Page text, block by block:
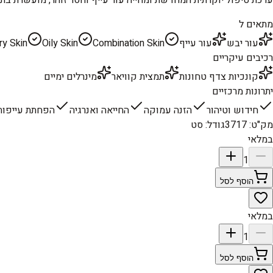
מתאים ל
עור יבש
עור עייף Skin Oily Skin
Combination Skin
רכיבים עיקריים
קונכיות צדף טחונות
תמצית קוויאר
מינרלים ימיים
יתרונות מרכזיים
חידוש וטיהור
הזנה עמוקה החייאה ואנרגיה
הפחתת
מק"ט:
3717גודל:סט
במלאי
1
הוסף לסל
במלאי
1
הוסף לסל